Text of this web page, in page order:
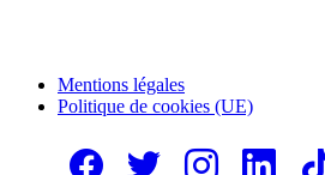
Mentions légales
Politique de cookies (UE)